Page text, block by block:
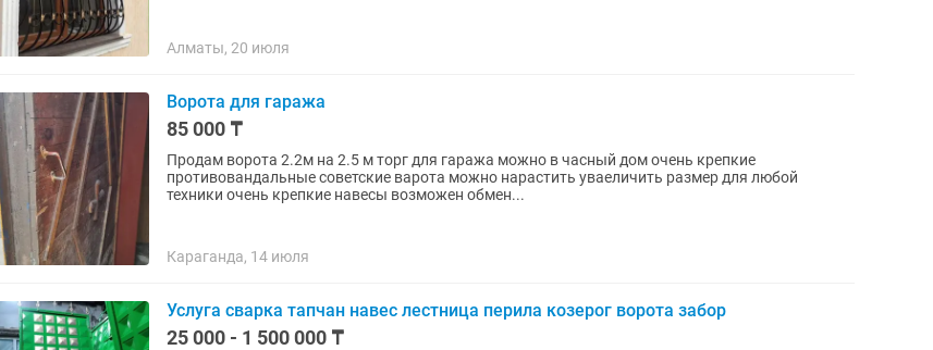
Алматы, 20 июля
Ворота для гаража
85 000 ₸
Продам ворота 2.2м на 2.5 м торг для гаража можно в часный дом очень крепкие
противовандальные советские варота можно нарастить уваеличить размер для любой
техники очень крепкие навесы возможен обмен...
Караганда, 14 июля
Услуга сварка тапчан навес лестница перила козерог ворота забор
25 000 - 1 500 000 ₸